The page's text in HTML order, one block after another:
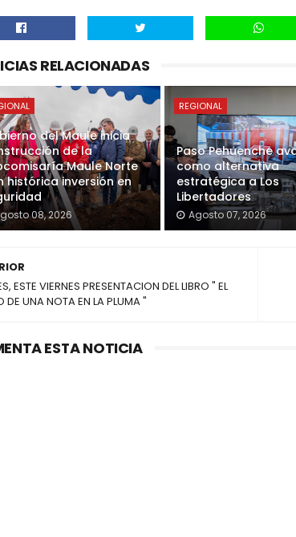
RELACIONADAS
del Maule inicia
de la
Maule Norte
histórica inversión en
08, 2026
REGIONAL
Paso Pehuenche
como alternativa
estratégica a Los
Libertadores
Agosto 07, 2026
ESTE VIERNES PRESENTACION DEL LIBRO " EL
DE UNA NOTA EN LA PLUMA "
ESTA NOTICIA